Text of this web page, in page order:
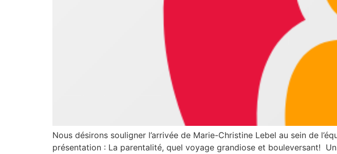
Nous désirons souligner l’arrivée de Marie-Christine Lebel au sein de
présentation : La parentalité, quel voyage grandiose et bouleversant!